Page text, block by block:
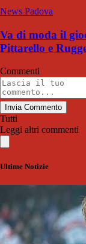
News Padova
Va di moda il
Pittarello e
Commenti
Invia Commento
Tutti
Leggi altri commenti
Ultime Notizie